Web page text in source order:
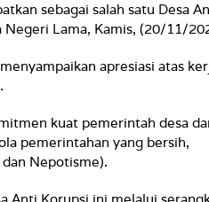
sebagai salah satu Desa
Negeri Lama, Kamis, (20/11/
apresiasi atas
kuat pemerintah desa
pemerintahan yang bersih,
Nepotisme).